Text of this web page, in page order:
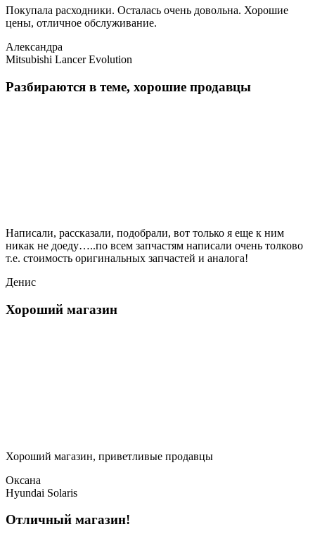
Покупала расходники. Осталась очень довольна. Хорошие
цены, отличное обслуживание.
Александра
Mitsubishi Lancer Evolution
Разбираются в теме, хорошие продавцы
Написали, рассказали, подобрали, вот только я еще к ним
никак не доеду…..по всем запчастям написали очень толково
т.е. стоимость оригинальных запчастей и аналога!
Денис
Хороший магазин
Хороший магазин, приветливые продавцы
Оксана
Hyundai Solaris
Отличный магазин!